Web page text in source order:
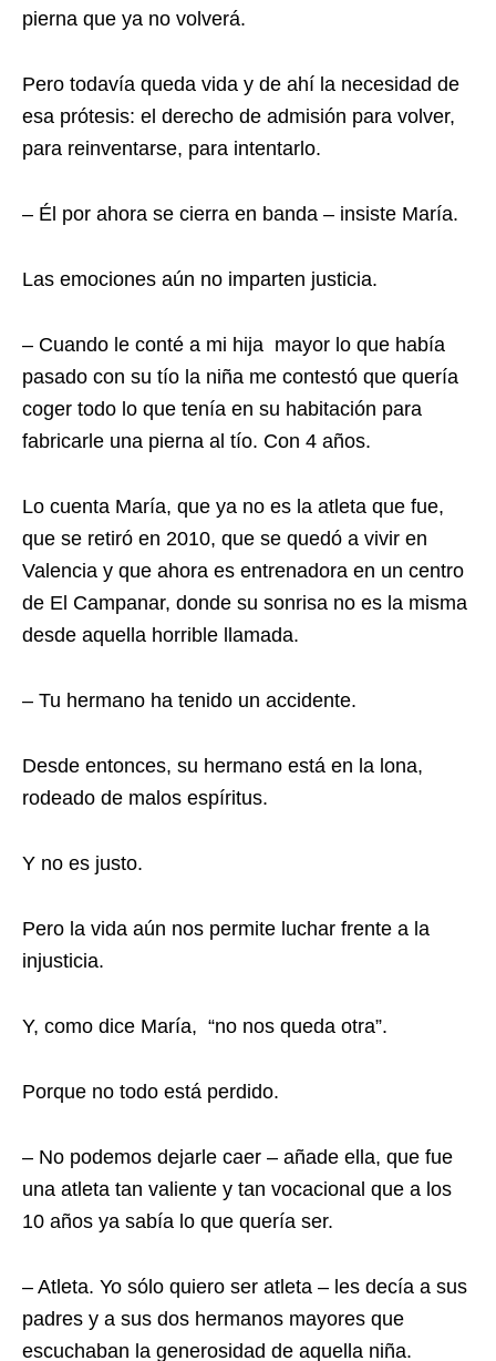
pierna que ya no volverá.
Pero todavía queda vida y de ahí la necesidad de
esa prótesis: el derecho de admisión para volver,
para reinventarse, para intentarlo.
– Él por ahora se cierra en banda – insiste María.
Las emociones aún no imparten justicia.
– Cuando le conté a mi hija mayor lo que había
pasado con su tío la niña me contestó que quería
coger todo lo que tenía en su habitación para
fabricarle una pierna al tío. Con 4 años.
Lo cuenta María, que ya no es la atleta que fue,
que se retiró en 2010, que se quedó a vivir en
Valencia y que ahora es entrenadora en un centro
de El Campanar, donde su sonrisa no es la misma
desde aquella horrible llamada.
– Tu hermano ha tenido un accidente.
Desde entonces, su hermano está en la lona,
rodeado de malos espíritus.
Y no es justo.
Pero la vida aún nos permite luchar frente a la
injusticia.
Y, como dice María, “no nos queda otra”.
Porque no todo está perdido.
– No podemos dejarle caer – añade ella, que fue
una atleta tan valiente y tan vocacional que a los
10 años ya sabía lo que quería ser.
– Atleta. Yo sólo quiero ser atleta – les decía a sus
padres y a sus dos hermanos mayores que
escuchaban la generosidad de aquella niña.